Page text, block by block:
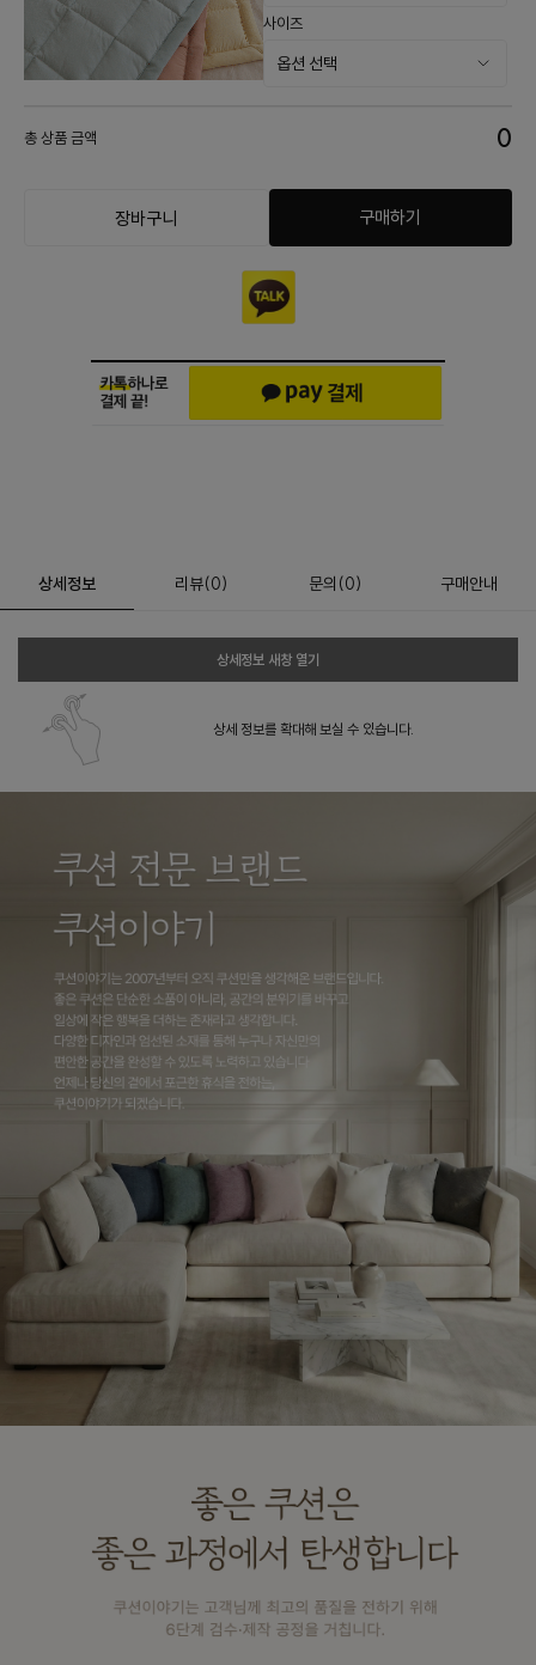
사이즈
총 상품 금액 0
장바구니 구매하기
상세정보 리뷰(0) 문의 (0) 구매안내
상세정보 새창 열기
상세 정보를 확대해 보실 수 있습니다.